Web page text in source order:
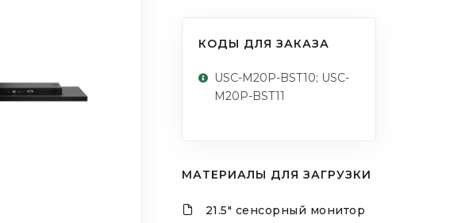
КОДЫ ДЛЯ ЗАКАЗА
USC-M20P-BST10; USC-
M20P-BST11
МАТЕРИАЛЫ ДЛЯ ЗАГРУЗКИ
21.5" сенсорный монитор